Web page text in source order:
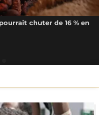
chuter de 16 % en